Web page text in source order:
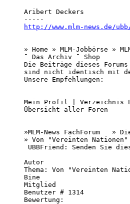
Aribert Deckers
http://www.mlm-news.de/
» Home » MLM-Jobbörse »
¯ Das Archiv ¯ Shop
Die Beiträge dieses
sind nicht identisch mit
Unsere Empfehlungen:
Mein Profil |
Übersicht aller Foren
»MLM-News FachForum
» Von "Vereinten
UBBFriend: Senden Sie
Autor
Thema: Von "Vereinten
Bine
Mitglied
Benutzer # 1314
Bewertung: